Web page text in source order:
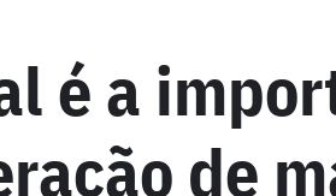
é a
de